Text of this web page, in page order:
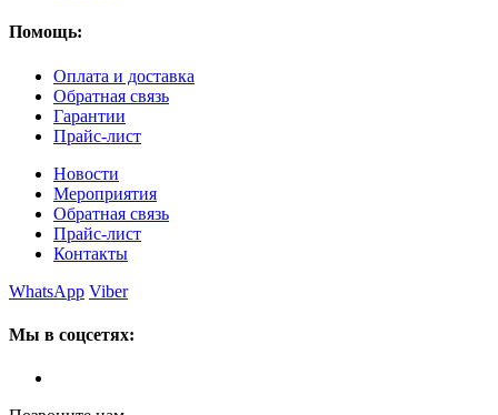
Помощь:
Оплата и доставка
Обратная связь
Гарантии
Прайс-лист
Новости
Мероприятия
Обратная связь
Прайс-лист
Контакты
WhatsApp Viber
Мы в соцсетях: